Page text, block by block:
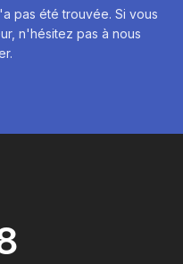
pas été trouvée. Si vous
n'hésitez pas à nous